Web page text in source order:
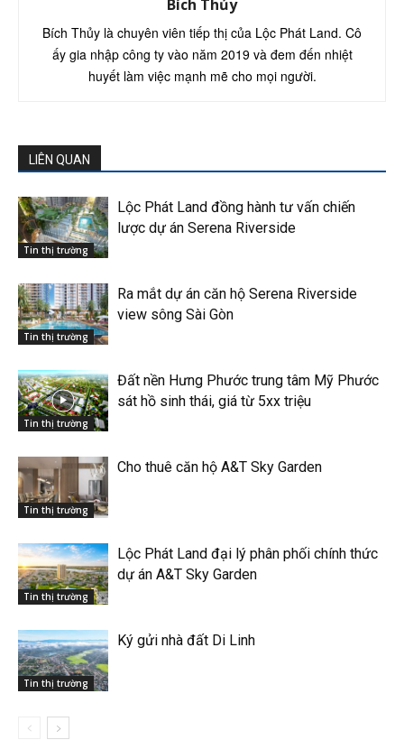
Bích Thủy
Bích Thủy là chuyên viên tiếp thị của Lộc Phát Land. Cô
ấy gia nhập công ty vào năm 2019 và đem đến nhiệt
huyết làm việc mạnh mẽ cho mọi người.
LIÊN QUAN
Tin thị trường
Lộc Phát Land đồng hành tư vấn chiến
lược dự án Serena Riverside
Tin thị trường
Ra mắt dự án căn hộ Serena Riverside
view sông Sài Gòn
Tin thị trường
Đất nền Hưng Phước trung tâm Mỹ Phước
sát hồ sinh thái, giá từ 5xx triệu
Tin thị trường
Cho thuê căn hộ A&T Sky Garden
Tin thị trường
Lộc Phát Land đại lý phân phối chính thức
dự án A&T Sky Garden
Tin thị trường
Ký gửi nhà đất Di Linh